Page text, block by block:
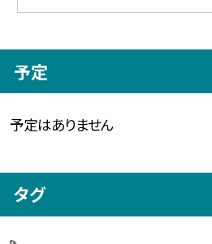
予定
予定はありません
タグ